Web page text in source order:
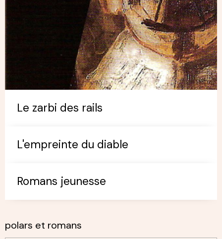
Le zarbi des rails
L'empreinte du diable
Romans jeunesse
polars et romans